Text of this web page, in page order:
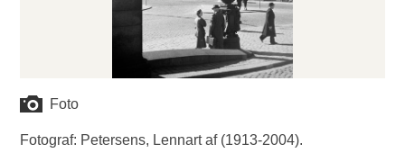
Foto
Fotograf: Petersens, Lennart af (1913-2004).